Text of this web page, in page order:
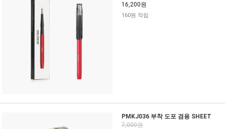
16,200원
160원 적립
PMKJ036 부착 도포 겸용 SHEET
7,000원